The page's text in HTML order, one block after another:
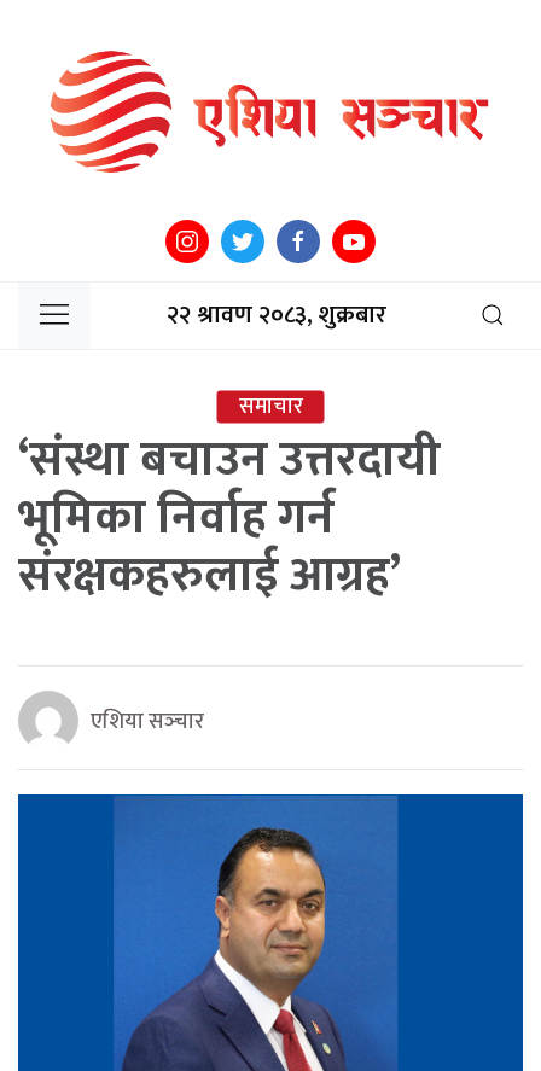
२२ श्रावण २०८३, शुक्रबार
समाचार
‘संस्था बचाउन उत्तरदायी
भूमिका निर्वाह गर्न
संरक्षकहरुलाई आग्रह’
एशिया सञ्‍चार